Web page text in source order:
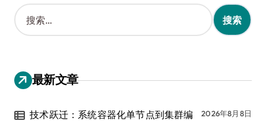
搜
索
：
最新文章
技术跃迁：系统容器化单节点到集群编
2026年8月8日